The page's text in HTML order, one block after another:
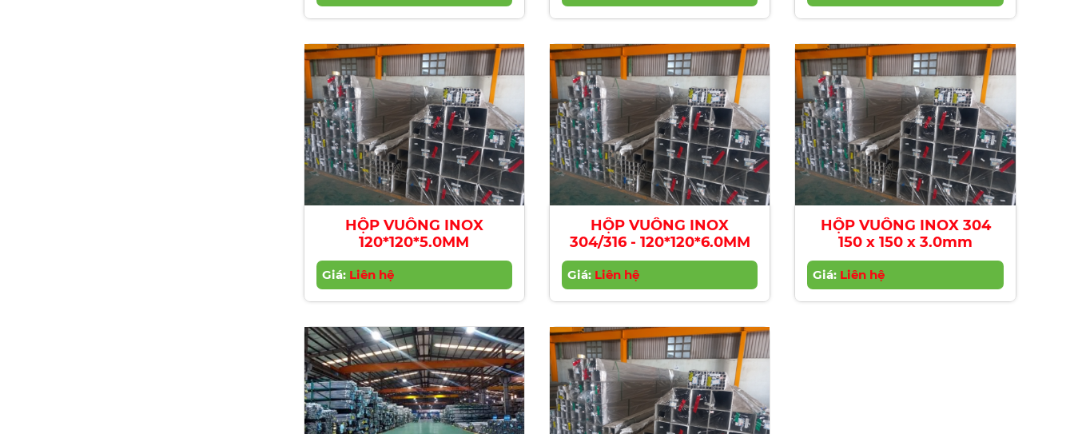
HỘP VUÔNG INOX
120*120*5.0MM
Giá: Liên hệ
HỘP VUÔNG INOX
304/316 - 120*120*6.0MM
Giá: Liên hệ
HỘP VUÔNG INOX 304
150 x 150 x 3.0mm
Giá: Liên hệ